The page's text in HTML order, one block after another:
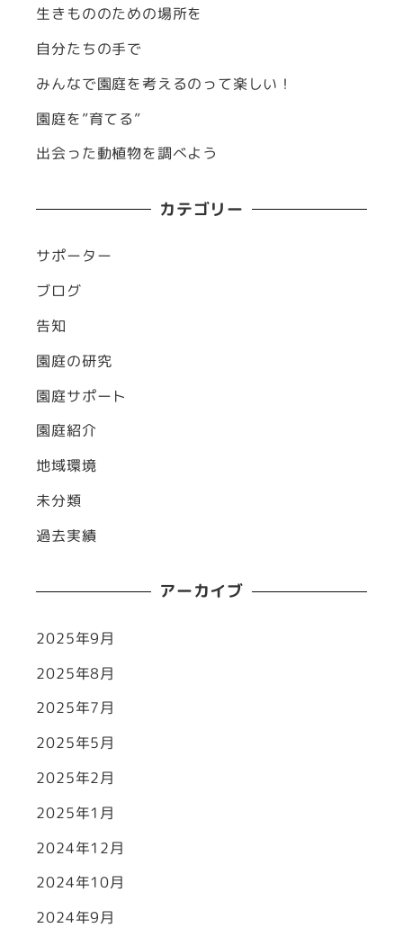
生きもののための場所を
自分たちの手で
みんなで園庭を考えるのって楽しい！
園庭を”育てる”
出会った動植物を調べよう
カテゴリー
サポーター
ブログ
告知
園庭の研究
園庭サポート
園庭紹介
地域環境
未分類
過去実績
アーカイブ
2025年9月
2025年8月
2025年7月
2025年5月
2025年2月
2025年1月
2024年12月
2024年10月
2024年9月